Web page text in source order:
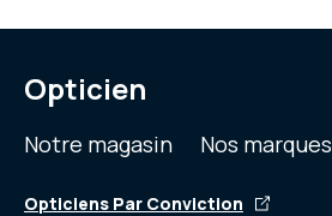
Opticien
Notre magasin Nos marques
Opticiens Par Conviction